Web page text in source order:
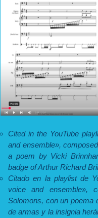
Cited in the YouTube
and ensemble»,
a poem by Vicki
badge of Arthur Richard
Citado en la playlist de
voice and ensemble»,
Solomons, con un poema
de armas y la insignia